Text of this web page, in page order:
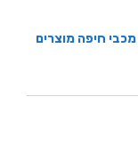
מכבי חיפה מוצרים